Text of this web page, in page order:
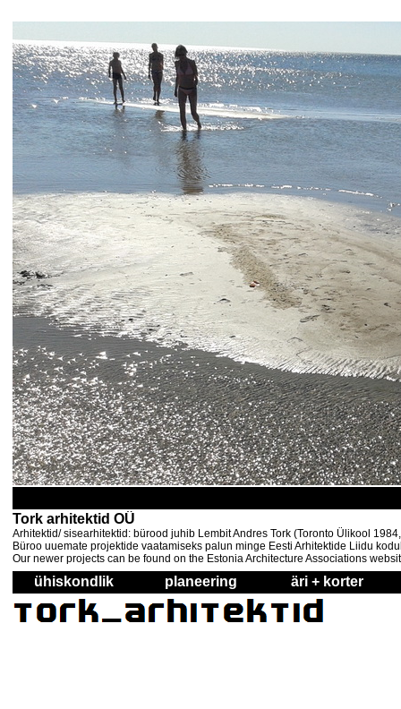
Tork arhitektid OÜ
Arhitektid/ sisearhitektid: bürood juhib Lembit Andres Tork (Toronto Ülikool
Büroo uuemate projektide vaatamiseks palun minge Eesti Arhitektide Liidu
Our newer projects can be found on the Estonia Architecture Associations
ühiskondlik planeering äri + korter